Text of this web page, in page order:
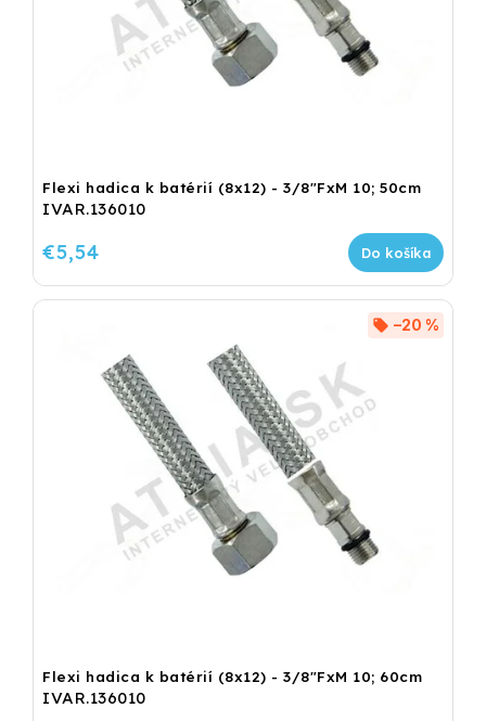
Flexi hadica k batérií (8x12) - 3/8"FxM 10; 50cm
IVAR.136010
€5,54 Do košíka
Flexi hadica k batérií (8x12) - 3/8"FxM 10; 60cm
IVAR.136010
–20 %